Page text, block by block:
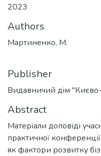
2023
Authors
Мартиненко, М.
Publisher
Видавничий дім
Abstract
Матеріали доповіді
практичної
як фактори розвитку